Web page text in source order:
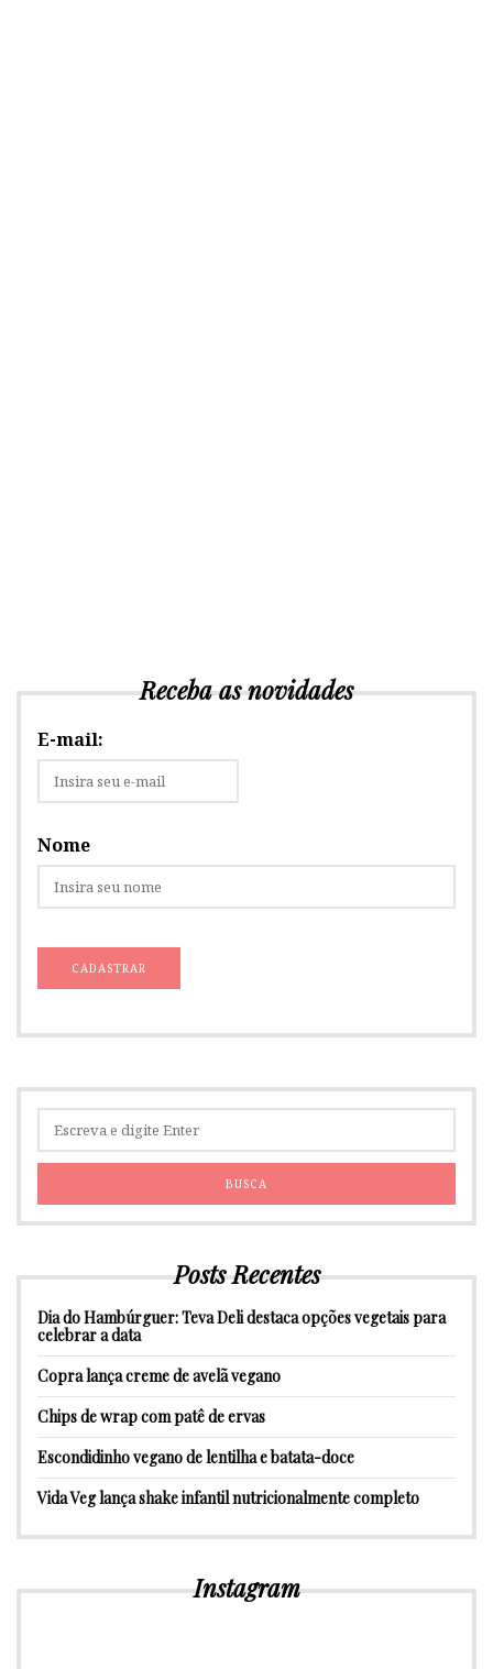
Receba as novidades
E-mail:
Nome
Posts Recentes
Dia do Hambúrguer: Teva Deli destaca opções vegetais para
celebrar a data
Copra lança creme de avelã vegano
Chips de wrap com patê de ervas
Escondidinho vegano de lentilha e batata-doce
Vida Veg lança shake infantil nutricionalmente completo
Instagram